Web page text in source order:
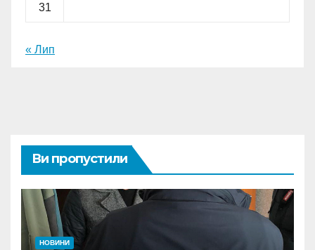
31
« Лип
Ви пропустили
НОВИНИ